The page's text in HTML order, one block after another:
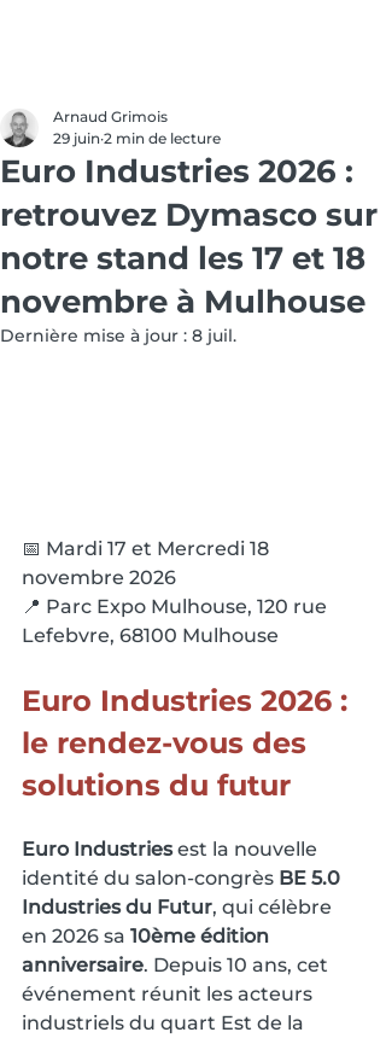
Euro Industries 2026 :
retrouvez Dymasco sur
notre stand les 17 et 18
novembre à Mulhouse
Arnaud Grimois
29 juin 2 min de lecture
Dernière mise à jour : 8 juil.
📅 Mardi 17 et Mercredi 18
novembre 2026
📍 Parc Expo Mulhouse, 120 rue
Lefebvre, 68100 Mulhouse
Euro Industries 2026 :
le rendez-vous des
solutions du futur
Euro Industries est la nouvelle
identité du salon-congrès BE 5.0
Industries du Futur, qui célèbre
en 2026 sa 10ème édition
anniversaire. Depuis 10 ans, cet
événement réunit les acteurs
industriels du quart Est de la